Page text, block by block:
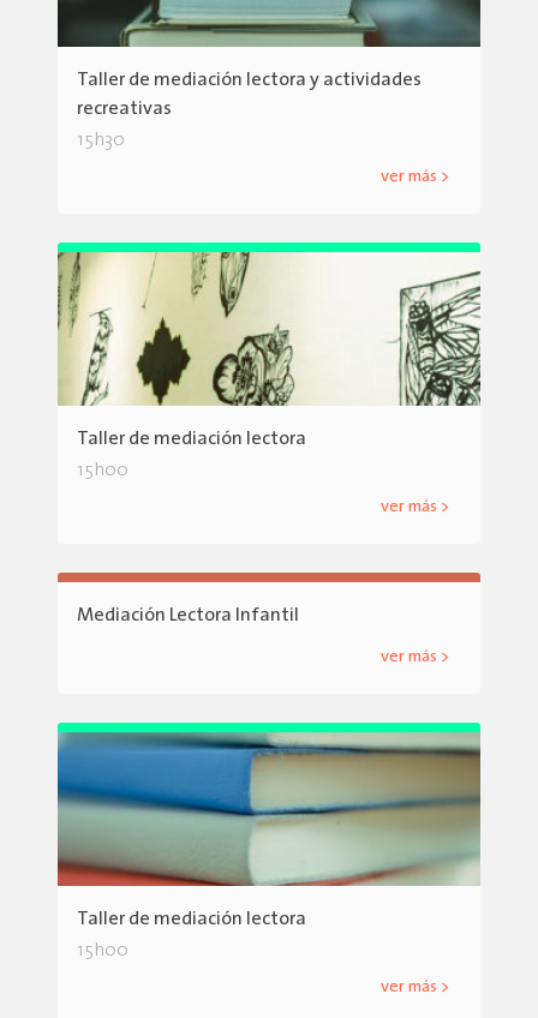
Taller de mediación lectora y actividades
recreativas
15h30
ver más >
Taller de mediación lectora
15h00
ver más >
Mediación Lectora Infantil
ver más >
Taller de mediación lectora
15h00
ver más >